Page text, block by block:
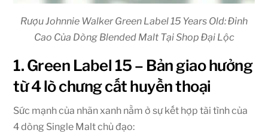
Rượu Johnnie Walker Green Label 15 Years Old: Đỉnh
Cao Của Dòng Blended Malt Tại Shop Đại Lộc
1. Green Label 15 – Bản giao hưởng
từ 4 lò chưng cất huyền thoại
Sức mạnh của nhãn xanh nằm ở sự kết hợp tài tình của
4 dòng Single Malt chủ đạo: